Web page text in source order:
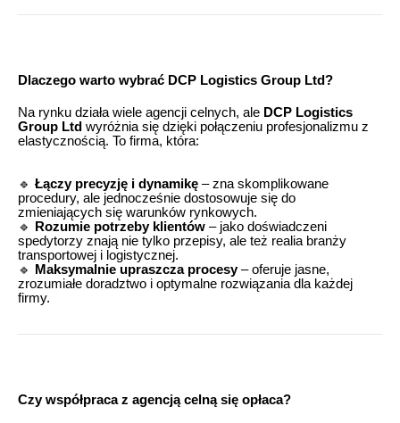
Dlaczego warto wybrać DCP Logistics Group Ltd?
Na rynku działa wiele agencji celnych, ale DCP Logistics
Group Ltd wyróżnia się dzięki połączeniu profesjonalizmu z
elastycznością. To firma, która:
🔹 Łączy precyzję i dynamikę – zna skomplikowane
procedury, ale jednocześnie dostosowuje się do
zmieniających się warunków rynkowych.
🔹
Rozumie potrzeby klientów – jako doświadczeni
spedytorzy znają nie tylko przepisy, ale też realia branży
transportowej i logistycznej.
🔹
Maksymalnie upraszcza procesy– oferuje jasne,
zrozumiałe doradztwo i optymalne rozwiązania dla każdej
firmy.
Czy współpraca z agencją celną się opłaca?